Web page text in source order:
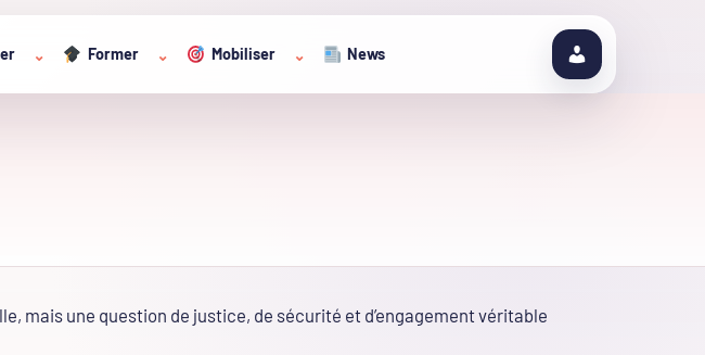
⌄ Former ⌄ Mobiliser ⌄ News
mais une question de justice, de sécurité et d’engagement véritable